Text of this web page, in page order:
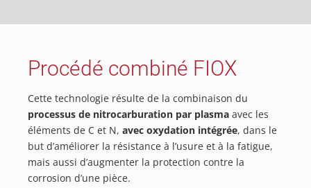
Procédé combiné FIOX
Cette technologie résulte de la combinaison du
processus de nitrocarburation par plasma avec les
éléments de C et N, avec oxydation intégrée, dans le
but d’améliorer la résistance à l’usure et à la fatigue,
mais aussi d’augmenter la protection contre la
corrosion d’une pièce.